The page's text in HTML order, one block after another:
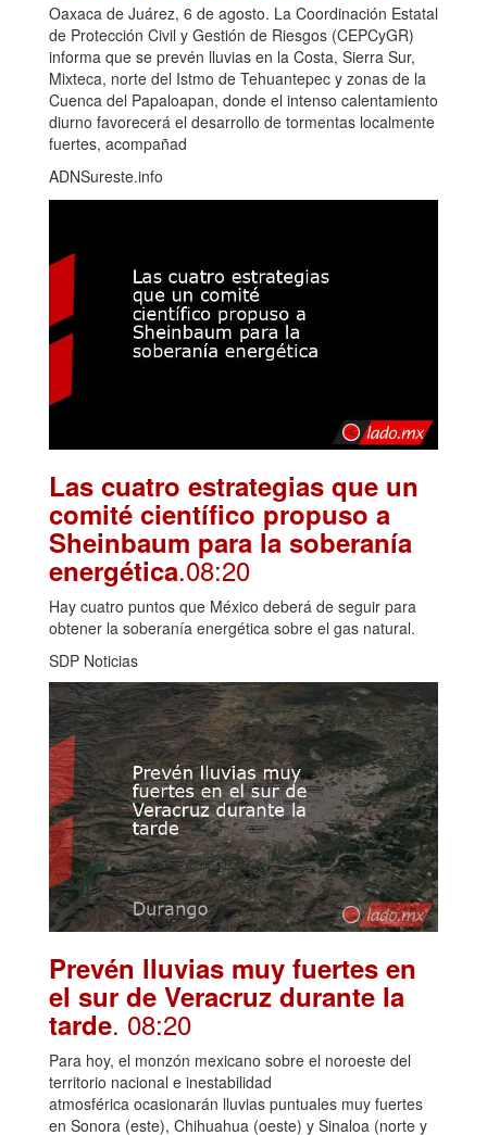
Oaxaca de Juárez, 6 de agosto. La Coordinación Estatal
de Protección Civil y Gestión de Riesgos (CEPCyGR)
informa que se prevén lluvias en la Costa, Sierra Sur,
Mixteca, norte del Istmo de Tehuantepec y zonas de la
Cuenca del Papaloapan, donde el intenso calentamiento
diurno favorecerá el desarrollo de tormentas localmente
fuertes, acompañad
ADNSureste.info
Las cuatro estrategias que un
comité científico propuso a
Sheinbaum para la soberanía
energética.08:20
Hay cuatro puntos que México deberá de seguir para
obtener la soberanía energética sobre el gas natural.
SDP Noticias
Prevén lluvias muy fuertes en
el sur de Veracruz durante la
tarde. 08:20
Para hoy, el monzón mexicano sobre el noroeste del
territorio nacional e inestabilidad
atmosférica ocasionarán lluvias puntuales muy fuertes
en Sonora (este), Chihuahua (oeste) y Sinaloa (norte y